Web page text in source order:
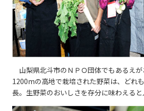
山梨県北斗市のＮＰＯ団体でもあるえ
1200mの高地で栽培された野菜は、どれ
長。生野菜のおいしさを存分に味わえると